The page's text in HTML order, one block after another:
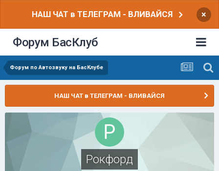
НАШ ЧАТ в ТЕЛЕГРАМ - ВЛИВАЙСЯ ×
Форум БасКлуб
Форум по Автозвуку на БасКлубе
НАШ ЧАТ в ТЕЛЕГРАМ - ВЛИВАЙСЯ
Рокфорд